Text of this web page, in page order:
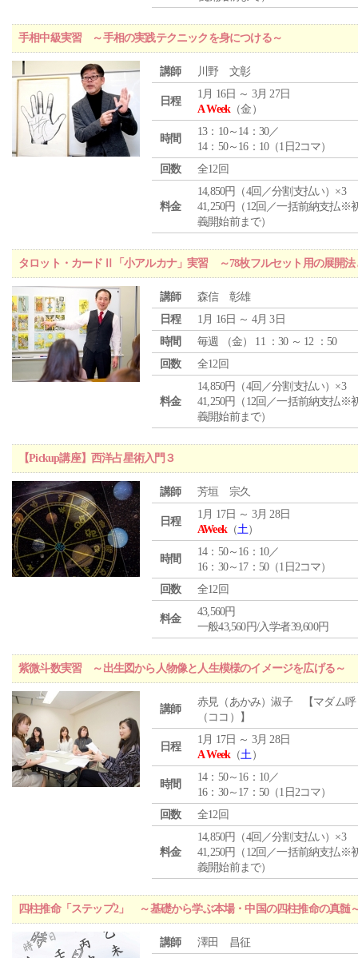
手相中級実習 ～手相の実践テクニックを身につける～
講師 川野 文彰
日程
1月 16日 ～ 3月 27日
A Week（金）
時間
13：10～14：30／
14：50～16：10（1日2コマ）
回数
全12回
料金
14,850円（4回／分割支払い）×3
41,250円（12回／一括前納支払※
義開始前まで）
タロット・カードⅡ「小アルカナ」実習 ～78枚フルセット用の展開法
講師
森信 彰雄
日程
1月 16日 ～ 4月 3日
時間
毎週 （金） 11 ：30 ～ 12 ：50
回数
全12回
料金
14,850円（4回／分割支払い）×3
41,250円（12回／一括前納支払※
義開始前まで）
【Pickup講座】西洋占星術入門３
講師 芳垣 宗久
日程
1月 17日 ～ 3月 28日
AWeek（土）
時間
14：50～16：10／
16：30～17：50（1日2コマ）
回数
全12回
料金
43,560円
一般43,560円/入学者39,600円
紫微斗数実習 ～出生図から人物像と人生模様のイメージを広げる～
講師
赤見（あかみ）淑子 【マダム呼
（ココ）】
日程
1月 17日 ～ 3月 28日
A Week（土）
時間
14：50～16：10／
16：30～17：50（1日2コマ）
回数
全12回
料金
14,850円（4回／分割支払い）×3
41,250円（12回／一括前納支払※
義開始前まで）
四柱推命「ステップ2」 ～基礎から学ぶ本場・中国の四柱推命の真髄
講師 澤田 昌征